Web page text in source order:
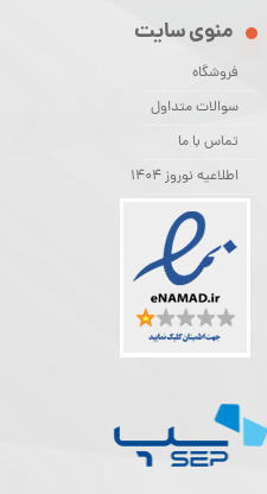
منوی سایت
فروشگاه
سوالات متداول
تماس با ما
اطلاعیه نوروز 1404